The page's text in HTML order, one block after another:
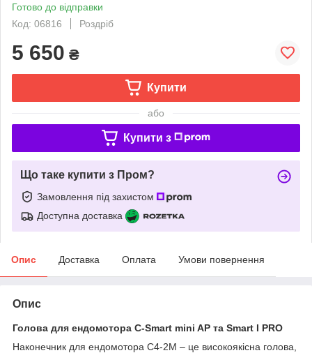
Готово до відправки
Код: 06816
Роздріб
5 650 ₴
Купити
або
Купити з
Що таке купити з Пром?
Замовлення під захистом
Доступна доставка
Опис Доставка Оплата Умови повернення
Опис
Голова для ендомотора C-Smart mini AP та Smart I PRO
Наконечник для ендомотора C4-2M – це високоякісна голова,